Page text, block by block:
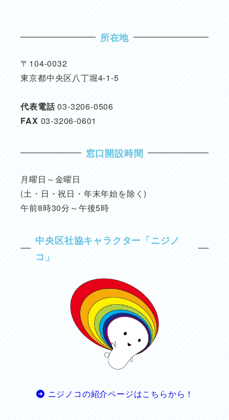
所在地
〒104-0032
東京都中央区八丁堀4-1-5
代表電話03-3206-0506
FAX 03-3206-0601
窓口開設時間
月曜日～金曜日
(土・日・祝日・年末年始を除く)
午前8時30分～午後5時
中央区社協キャラクター「ニジノ
コ」
ニジノコの紹介ページはこちらから！